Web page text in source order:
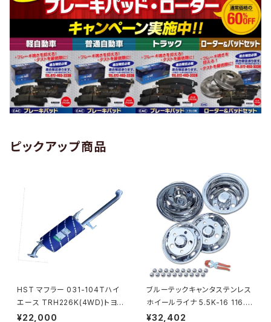
ピックアップ商品
HST マフラー 031-104Tハイ
エース TRH226K(4WD)トヨタ
本体オールステンレス パイプス
¥22,000
ブルーテックキャンタステンレス
ホイールライナ 5.5K-16 116.5
mm P.C.D 208mm 41mmナ
¥32,402